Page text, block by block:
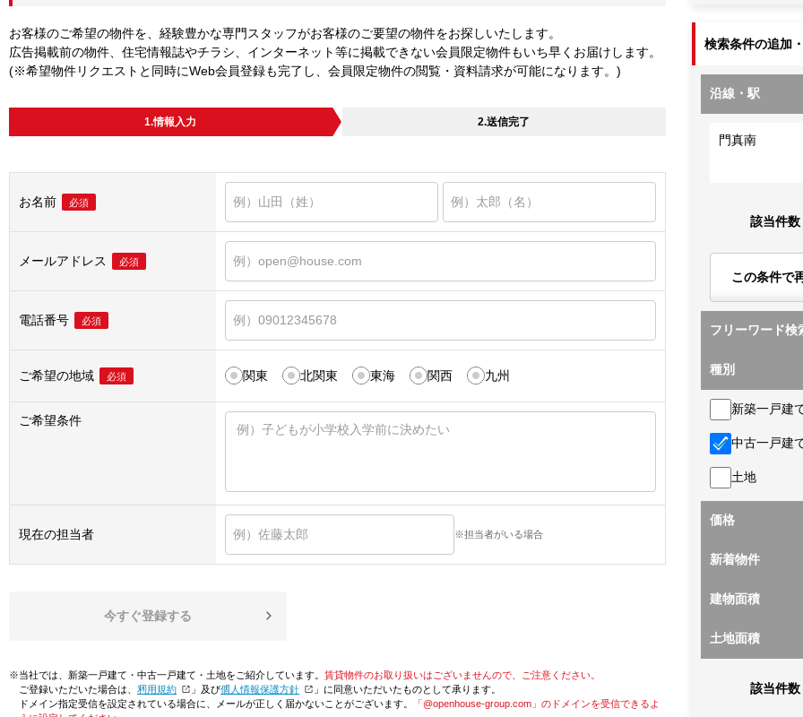
お客様のご希望の物件を、経験豊かな専門スタッフがお客様のご要望の物件をお探しいたします。
広告掲載前の物件、住宅情報誌やチラシ、インターネット等に掲載できない会員限定物件もいち早くお届けします。
(※希望物件リクエストと同時にWeb会員登録も完了し、会員限定物件の閲覧・資料請求が可能になります。)
1.情報入力 2.送信完了
お名前 必須
メールアドレス 必須
電話番号 必須
ご希望の地域 必須 関東 北関東 東海 関西 九州
ご希望条件
現在の担当者 ※担当者がいる場合
今すぐ登録する
※当社では、新築一戸建て・中古一戸建て・土地をご紹介しています。 賃貸物件のお取り扱いはございませんので、ご注意ください。
ご登録いただいた場合は、「利用規約 」及び「個人情報保護方針
」に同意いただいたものとして承ります。
ドメイン指定受信を設定されている場合に、メールが正しく届かないことがございます。
「@openhouse-group.com」のドメインを受信できるよ
検索条件の追加
沿線・駅
門真南
該当件数
この条件で
フリーワード検
種別
新築一戸建
中古一戸建
土地
価格
新着物件
建物面積
土地面積
該当件数